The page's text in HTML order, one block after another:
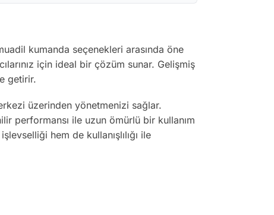
kumanda seçenekleri arasında öne
için ideal bir çözüm sunar. Gelişmiş
getirir.
üzerinden yönetmenizi sağlar.
performansı ile uzun ömürlü bir kullanım
hem de kullanışlılığı ile